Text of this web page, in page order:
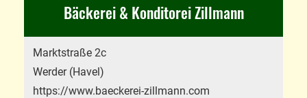
Bäckerei & Konditorei Zillmann
Marktstraße 2c
Werder (Havel)
https://www.baeckerei-zillmann.com